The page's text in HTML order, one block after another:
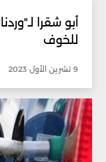
أبو شقرا
للخوف
9 تشرين الأول 2023